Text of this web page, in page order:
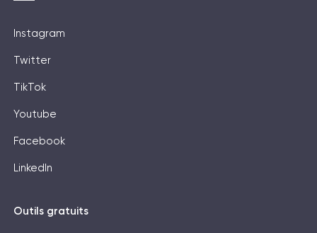
Instagram
Twitter
TikTok
Youtube
Facebook
LinkedIn
Outils gratuits